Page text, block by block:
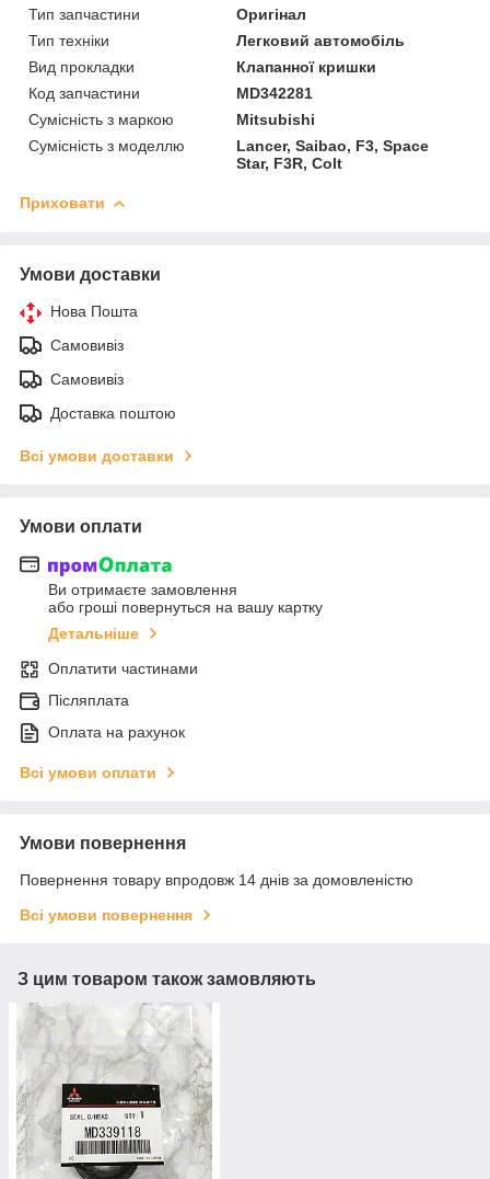
Тип запчастини
Оригінал
Тип техніки
Легковий автомобіль
Вид прокладки
Клапанної кришки
Код запчастини
MD342281
Сумісність з маркою
Mitsubishi
Сумісність з моделлю
Lancer, Saibao, F3, Space
Star, F3R, Colt
Приховати
Умови доставки
Нова Пошта
Самовивіз
Самовивіз
Доставка поштою
Всі умови доставки
Умови оплати
Ви отримаєте замовлення
або гроші повернуться на вашу картку
Детальніше
Оплатити частинами
Післяплата
Оплата на рахунок
Всі умови оплати
Умови повернення
Повернення товару впродовж 14 днів за домовленістю
Всі умови повернення
З цим товаром також замовляють